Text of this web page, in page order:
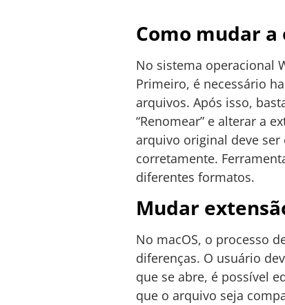
Como mudar
No sistema operacional
Primeiro, é necessário
arquivos. Após isso,
“Renomear” e alterar a
arquivo original deve
corretamente.
diferentes formatos.
Mudar
No macOS, o processo
diferenças. O usuário
que se abre, é possível
que o arquivo seja